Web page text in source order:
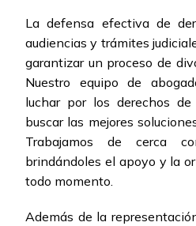
La defensa efectiva de
audiencias y trámites
garantizar un proceso de
Nuestro equipo de
luchar por los derechos
buscar las mejores
Trabajamos de cerca
brindándoles el apoyo y la
todo momento.
Además de la